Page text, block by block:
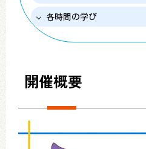
各時間の学び
開催概要